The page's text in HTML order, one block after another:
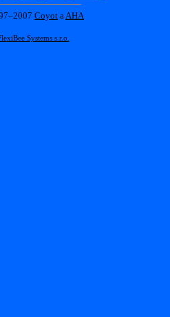
Coyot aAHA
Systems s.r.o.